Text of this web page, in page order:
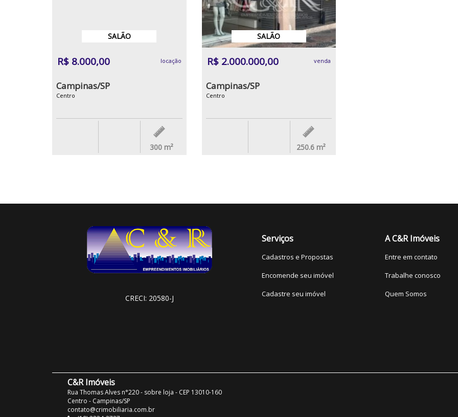
SALÃO
R$ 8.000,00 locação
Campinas/SP
Centro
300 m²
SALÃO
R$ 2.000.000,00 venda
Campinas/SP
Centro
250.6 m²
CRECI: 20580-J
Serviços
Cadastros e Propostas
Encomende seu imóvel
Cadastre seu imóvel
A C&R Imóveis
Entre em contato
Trabalhe conosco
Quem Somos
C&R Imóveis
Rua Thomas Alves n°220 - sobre loja - CEP 13010-160
Centro - Campinas/SP
contato@crimobiliaria.com.br